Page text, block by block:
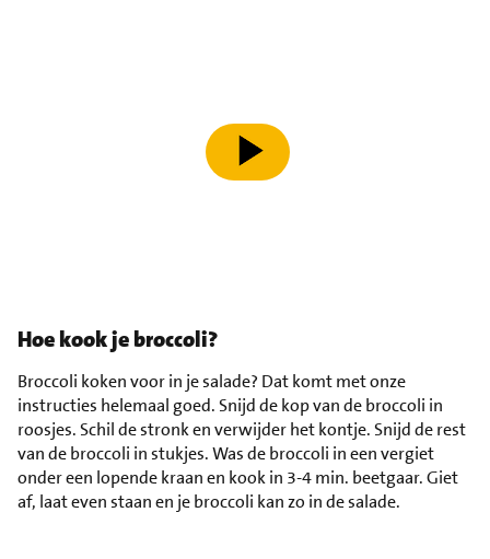
speel video af
Hoe kook je broccoli?
Broccoli koken voor in je salade? Dat komt met onze
instructies helemaal goed. Snijd de kop van de broccoli in
roosjes. Schil de stronk en verwijder het kontje. Snijd de rest
van de broccoli in stukjes. Was de broccoli in een vergiet
onder een lopende kraan en kook in 3-4 min. beetgaar. Giet
af, laat even staan en je broccoli kan zo in de salade.